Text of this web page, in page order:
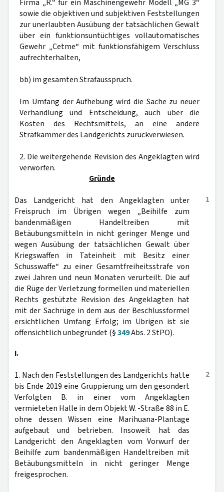
Firma „R.“ für ein Maschinengewehr Modell „MG 3“
sowie die objektiven und subjektiven Feststellungen
zur unerlaubten Ausübung der tatsächlichen Gewalt
über ein funktionsuntüchtiges vollautomatisches
Gewehr „Cetme“ mit funktionsfähigem Verschluss
aufrechterhalten,
bb) im gesamten Strafausspruch.
Im Umfang der Aufhebung wird die Sache zu neuer
Verhandlung und Entscheidung, auch über die
Kosten des Rechtsmittels, an eine andere
Strafkammer des Landgerichts zurückverwiesen.
2. Die weitergehende Revision des Angeklagten wird
verworfen.
Gründe
1
Das Landgericht hat den Angeklagten unter
Freispruch im Übrigen wegen „Beihilfe zum
bandenmäßigen Handeltreiben mit
Betäubungsmitteln in nicht geringer Menge und
wegen Ausübung der tatsächlichen Gewalt über
Kriegswaffen in Tateinheit mit Besitz einer
Schusswaffe“ zu einer Gesamtfreiheitsstrafe von
zwei Jahren und neun Monaten verurteilt. Die auf
die Rüge der Verletzung formellen und materiellen
Rechts gestützte Revision des Angeklagten hat
mit der Sachrüge in dem aus der Beschlussformel
ersichtlichen Umfang Erfolg; im Übrigen ist sie
offensichtlich unbegründet (§349Abs. 2 StPO).
I.
2
1. Nach den Feststellungen des Landgerichts hatte
bis Ende 2019 eine Gruppierung um den gesondert
Verfolgten B. in einer vom Angeklagten
vermieteten Halle in dem Objekt W. -Straße 88 in E.
ohne dessen Wissen eine Marihuana-Plantage
aufgebaut und betrieben. Insoweit hat das
Landgericht den Angeklagten vom Vorwurf der
Beihilfe zum bandenmäßigen Handeltreiben mit
Betäubungsmitteln in nicht geringer Menge
freigesprochen.